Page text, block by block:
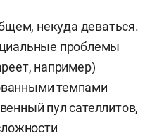
некуда деваться.
проблемы
например)
темпами
пул сателлитов,